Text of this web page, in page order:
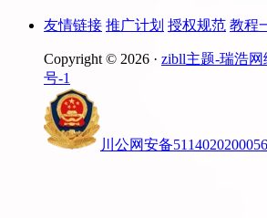
友情链接 推广计划 授权规范 教程
Copyright © 2026 · zibll主题-瑞浩网
号-1
川公网安备